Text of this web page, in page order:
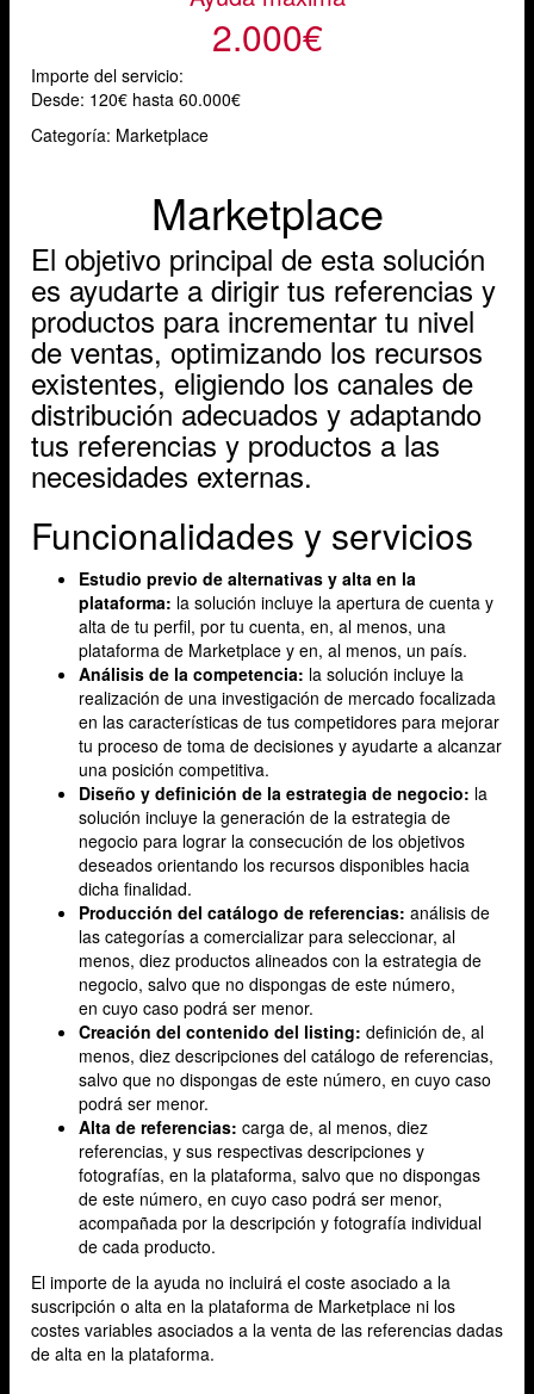
2.000€
Importe del servicio:
Desde: 120€ hasta 60.000€
Categoría: Marketplace
Marketplace
El objetivo principal de esta solución
es ayudarte a dirigir tus referencias y
productos para incrementar tu nivel
de ventas, optimizando los recursos
existentes, eligiendo los canales de
distribución adecuados y adaptando
tus referencias y productos a las
necesidades externas.
Funcionalidades y servicios
Estudio previo de alternativas y alta en la
plataforma: la solución incluye la apertura de cuenta y
alta de tu perfil, por tu cuenta, en, al menos, una
plataforma de Marketplace y en, al menos, un país.
Análisis de la competencia: la solución incluye la
realización de una investigación de mercado focalizada
en las características de tus competidores para mejorar
tu proceso de toma de decisiones y ayudarte a alcanzar
una posición competitiva.
Diseño y definición de la estrategia de negocio: la
solución incluye la generación de la estrategia de
negocio para lograr la consecución de los objetivos
deseados orientando los recursos disponibles hacia
dicha finalidad.
Producción del catálogo de referencias: análisis de
las categorías a comercializar para seleccionar, al
menos, diez productos alineados con la estrategia de
negocio, salvo que no dispongas de este número,
en cuyo caso podrá ser menor.
Creación del contenido del listing: definición de, al
menos, diez descripciones del catálogo de referencias,
salvo que no dispongas de este número, en cuyo caso
podrá ser menor.
Alta de referencias: carga de, al menos, diez
referencias, y sus respectivas descripciones y
fotografías, en la plataforma, salvo que no dispongas
de este número, en cuyo caso podrá ser menor,
acompañada por la descripción y fotografía individual
de cada producto.
El importe de la ayuda no incluirá el coste asociado a la
suscripción o alta en la plataforma de Marketplace ni los
costes variables asociados a la venta de las referencias dadas
de alta en la plataforma.